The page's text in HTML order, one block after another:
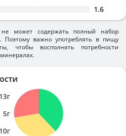
1.6
не может содержать полный набор
Поэтому важно употреблять в пищу
чтобы восполнять потребности
13г
5г
10г